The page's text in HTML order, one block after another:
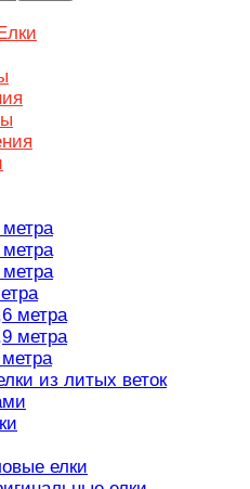
метра
метра
из литых веток
елки